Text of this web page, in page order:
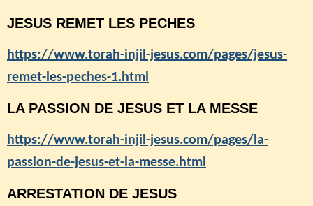
JESUS REMET LES PECHES
https://www.torah-injil-jesus.com/pages/jesus-
remet-les-peches-1.html
LA PASSION DE JESUS ET LA MESSE
https://www.torah-injil-jesus.com/pages/la-
passion-de-jesus-et-la-messe.html
ARRESTATION DE JESUS